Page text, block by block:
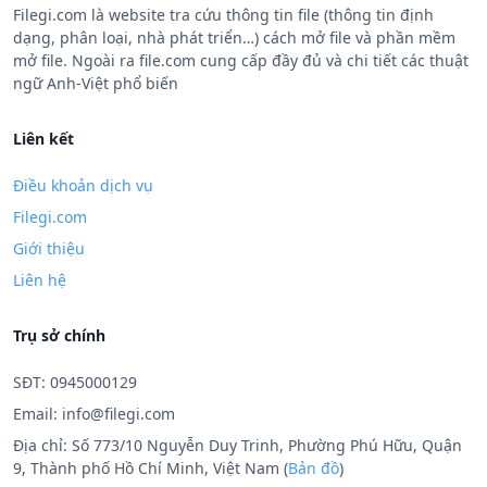
Filegi.com là website tra cứu thông tin file (thông tin định
dạng, phân loại, nhà phát triển…) cách mở file và phần mềm
mở file. Ngoài ra file.com cung cấp đầy đủ và chi tiết các thuật
ngữ Anh-Việt phổ biến
Liên kết
Điều khoản dịch vụ
Filegi.com
Giới thiệu
Liên hệ
Trụ sở chính
SĐT: 0945000129
Email: info@filegi.com
Địa chỉ: Số 773/10 Nguyễn Duy Trinh, Phường Phú Hữu, Quận
9, Thành phố Hồ Chí Minh, Việt Nam (Bản đồ)